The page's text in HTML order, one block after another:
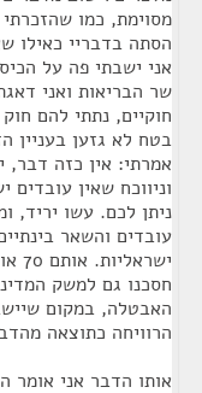
מסוימת, כמו
הסתה בדבריי כאילו
אני ישבתי פה על
שר הבריאות ואני
חוקיים, נתתי להם
בטח לא גזען בעניין
אמרתי: אין כזה דבר,
וניווכח שאין
עובדים והשאר
חסכנו גם למשק
האבטלה, במקום
הרוויחה כתוצאה
אותו הדבר אני אומר